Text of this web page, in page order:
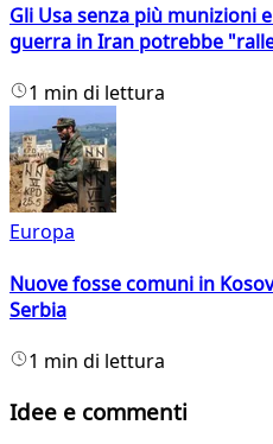
Gli Usa senza più munizioni
guerra in Iran potrebbe
1 min di lettura
Europa
Nuove fosse comuni in
Serbia
1 min di lettura
Idee e commenti